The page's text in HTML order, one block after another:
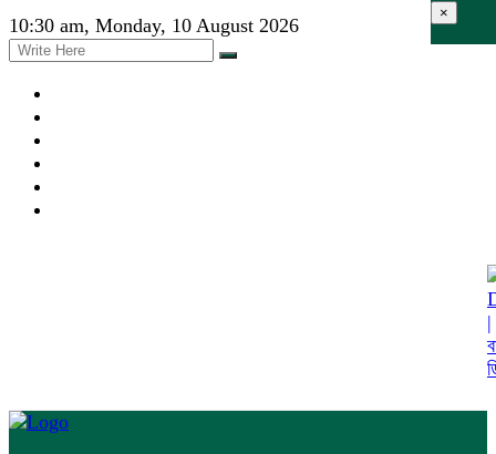
10:30 am, Monday, 10 August 2026
×